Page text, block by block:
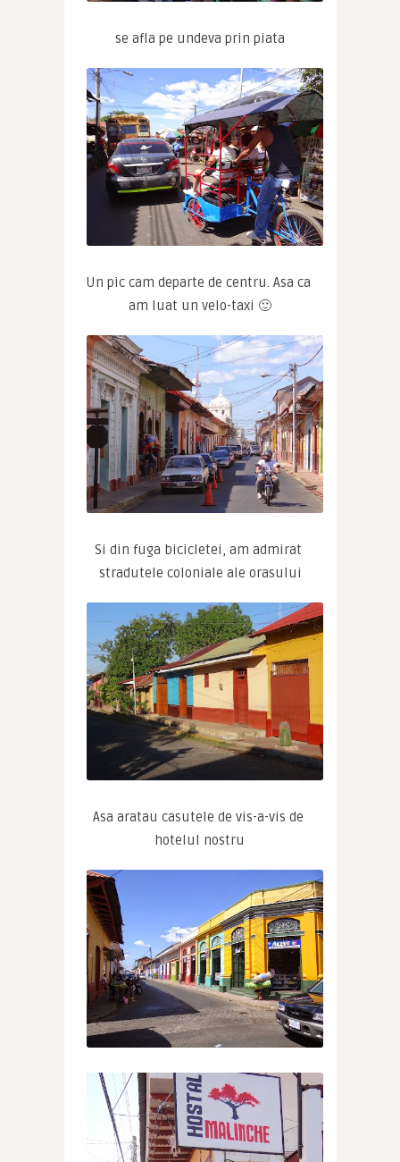
se afla pe undeva prin piata
Un pic cam departe de centru. Asa ca
am luat un velo-taxi 🙂
Si din fuga bicicletei, am admirat
stradutele coloniale ale orasului
Asa aratau casutele de vis-a-vis de
hotelul nostru